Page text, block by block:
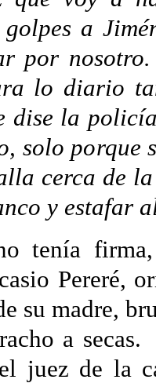
a
por nosotro.
lo diario
dise la
solo porque
cerca de
y estafar
tenía
Pereré,
su madre,
a secas.
juez de la